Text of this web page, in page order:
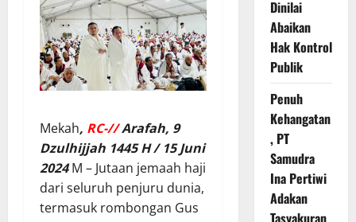
Mekah, RC-//Arafah, 9
Dzulhijjah 1445 H / 15 Juni
2024M – Jutaan jemaah haji
dari seluruh penjuru dunia,
termasuk rombongan Gus
Dinilai
Abaikan
Hak Kontrol
Publik
Penuh
Kehangatan
, PT
Samudra
Ina Pertiwi
Adakan
Tasyakuran